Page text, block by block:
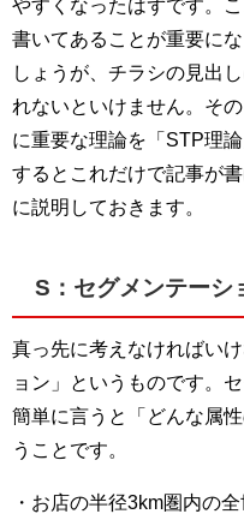
やすくなったはずです。
書いてあることが重要に
しょうが、チラシの見出
れないといけません。そ
に重要な理論を「STP理
するとこれだけで記事が
に説明しておきます。
S：セグメンテーシ
真っ先に考えなければい
ョン」というものです。
簡単に言うと「どんな属
うことです。
・お店の半径3km圏内の